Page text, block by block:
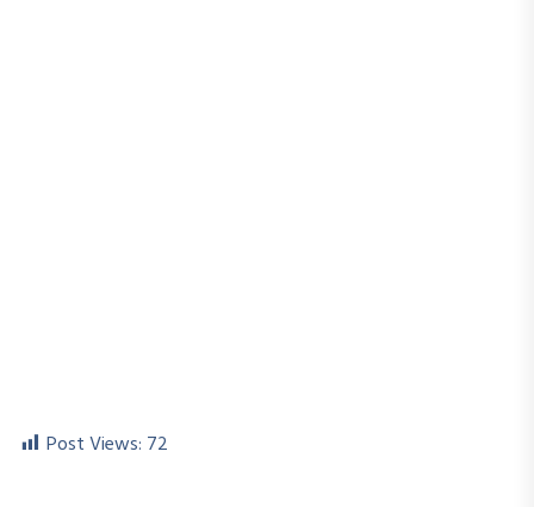
Post Views: 72